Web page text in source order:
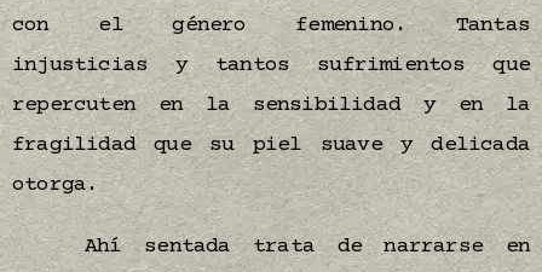
con el género femenino. Tantas
injusticias y tantos sufrimientos que
repercuten en la sensibilidad y en la
fragilidad que su piel suave y delicada
otorga.
Ahí sentada trata de narrarse en